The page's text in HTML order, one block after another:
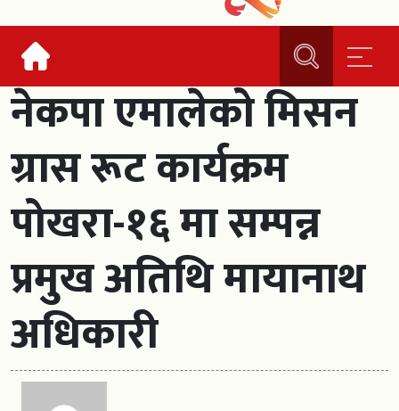
नेकपा एमालेको मिसन
ग्रास रूट कार्यक्रम
पोखरा-१६ मा सम्पन्न
प्रमुख अतिथि मायानाथ
अधिकारी